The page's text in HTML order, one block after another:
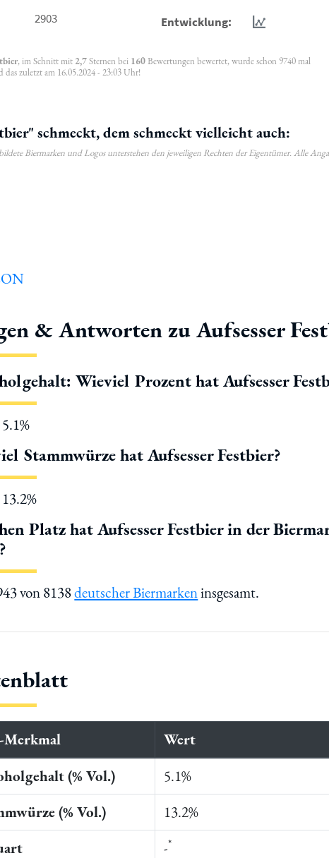
2903 Entwicklung:
, im Schnitt mit 2,7Sternen bei 160Bewertungen bewertet, wurde schon 9740 mal
das zuletzt am 16.05.2024 - 23:03 Uhr!
schmeckt, dem schmeckt vielleicht auch:
Biermarken und Logos unterstehen den jeweiligen Rechten der Eigentümer. Alle
& Antworten zu Aufsesser
Wieviel Prozent hat Aufsesser
Stammwürze hat Aufsesser Festbier?
Platz hat Aufsesser Festbier in der
von 8138deutscher Biermarkeninsgesamt.
Merkmal
Wert
(% Vol.)
5.1%
(% Vol.)
13.2%
-*